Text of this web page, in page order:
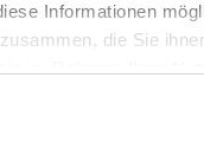
Informationen
die Sie